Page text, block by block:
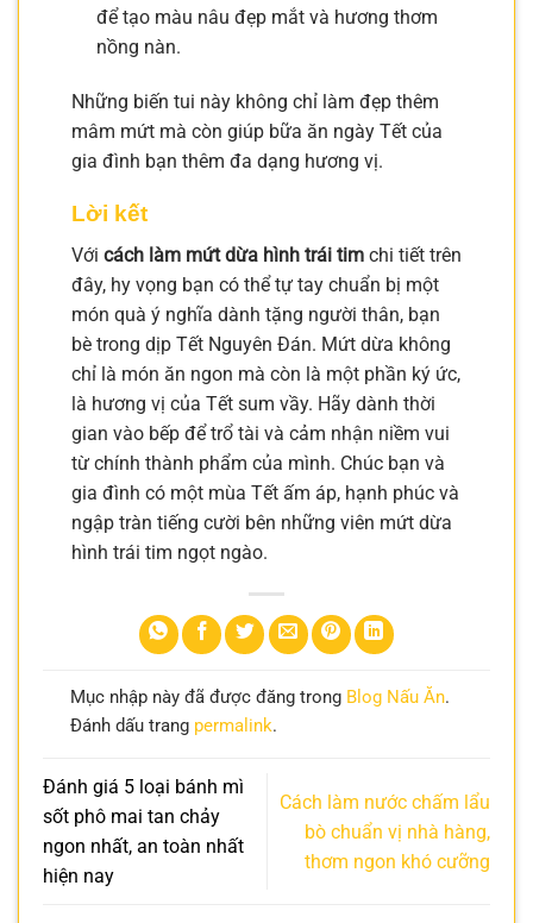
để tạo màu nâu đẹp mắt và hương thơm
nồng nàn.
Những biến tui này không chỉ làm đẹp thêm
mâm mứt mà còn giúp bữa ăn ngày Tết của
gia đình bạn thêm đa dạng hương vị.
Lời kết
Với cách làm mứt dừa hình trái tim chi tiết trên
đây, hy vọng bạn có thể tự tay chuẩn bị một
món quà ý nghĩa dành tặng người thân, bạn
bè trong dịp Tết Nguyên Đán. Mứt dừa không
chỉ là món ăn ngon mà còn là một phần ký ức,
là hương vị của Tết sum vầy. Hãy dành thời
gian vào bếp để trổ tài và cảm nhận niềm vui
từ chính thành phẩm của mình. Chúc bạn và
gia đình có một mùa Tết ấm áp, hạnh phúc và
ngập tràn tiếng cười bên những viên mứt dừa
hình trái tim ngọt ngào.
Mục nhập này đã được đăng trong Blog Nấu Ăn.
Đánh dấu trang permalink.
Đánh giá 5 loại bánh mì
sốt phô mai tan chảy
ngon nhất, an toàn nhất
hiện nay
Cách làm nước chấm lẩu
bò chuẩn vị nhà hàng,
thơm ngon khó cưỡng